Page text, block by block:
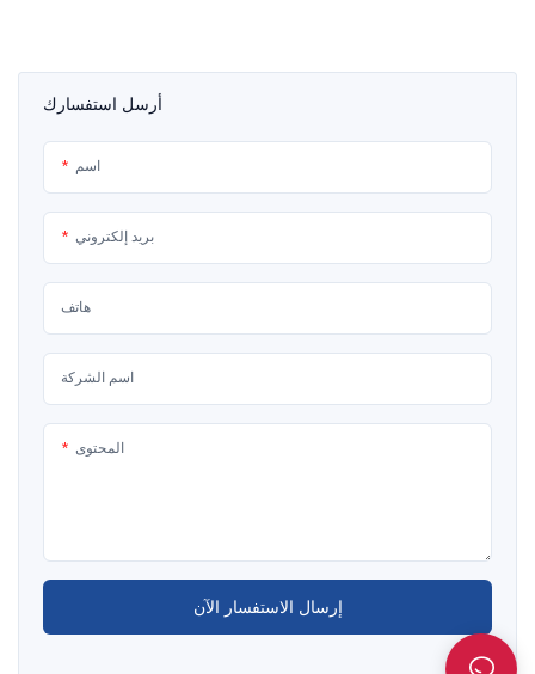
أرسل استفسارك
اسم
بريد إلكتروني
هاتف
اسم الشركة
المحتوى
إرسال الاستفسار الآن